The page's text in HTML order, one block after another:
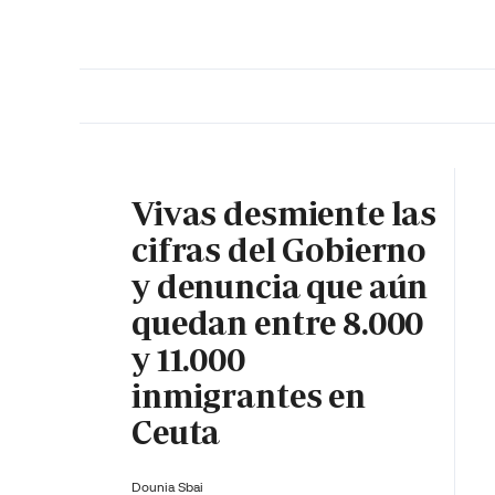
Vivas desmiente las
cifras del Gobierno
y denuncia que aún
quedan entre 8.000
y 11.000
inmigrantes en
Ceuta
Dounia Sbai